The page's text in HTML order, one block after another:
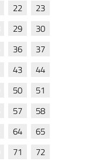
22
23
29
30
36
37
43
44
50
51
57
58
64
65
71
72